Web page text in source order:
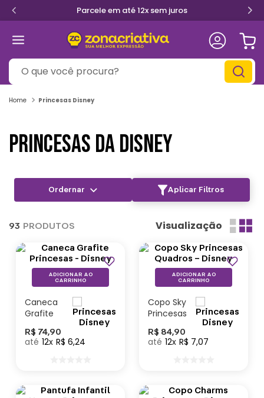
Primeira troca grátis
O que você procura?
Princesas Disney
PRINCESAS DA DISNEY
Aplicar Filtros
93 PRODUTOS Visualização
Lançamentos
Caneca
Grafite
- Disney
R$ 74,90
12 R$ 6,24
ADICIONAR AO
CARRINHO
Copo Sky
Princesas
Disney
R$ 84,90
12 R$ 7,07
ADICIONAR AO
CARRINHO